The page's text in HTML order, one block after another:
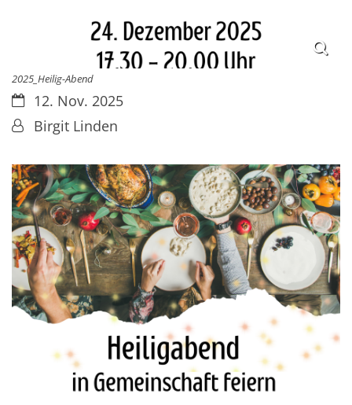
2025_Heilig-Abend
Datum:12. Nov. 2025
Von:Birgit Linden